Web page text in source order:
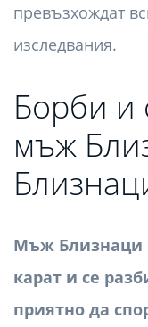
превъзхождат
изследвания.
Борби и
мъж
Мъж Близнаци
карат и се
приятно да